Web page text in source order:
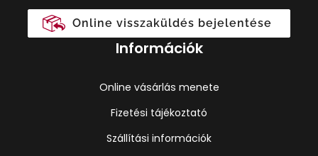
Online visszaküldés bejelentése
Információk
Online vásárlás menete
Fizetési tájékoztató
Szállítási információk